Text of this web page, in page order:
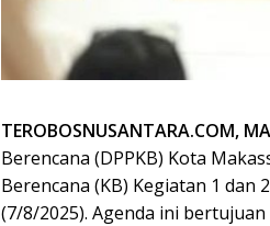
TEROBOSNUSANTARA.COM,
Berencana (DPPKB) Kota
Berencana (KB) Kegiatan 1 dan
(7/8/2025). Agenda ini